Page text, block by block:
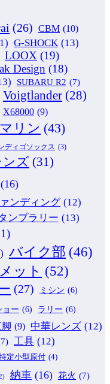
(26) CBM (10)
G-SHOCK (13)
LOOX (19)
Design (18)
SUBARU R2 (7)
Voigtlander (28)
X68000 (9)
リン (43)
ディゴソックス (3)
ズ (31)
(16)
ンディング (12)
ンプラリー (13)
バイク部 (46)
ット (52)
(27) ミシン (6)
ョー (6) ラリー (6)
脚 (9) 中華レンズ (12)
工具 (12)
定小型原付 (4)
納車 (16) 花火 (7)